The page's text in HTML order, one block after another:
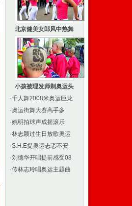
北京健美女郎风中热舞
小孩被理发师剃奥运头
·千人舞2008米奥运巨龙
·奥运街舞大赛高手多
·姚明拍球声成摇滚乐
·林志颖过生日放歌奥运
·S.H.E提奥运忐忑不安
·刘德华开唱提前感受08
·传林志玲唱奥运主题曲